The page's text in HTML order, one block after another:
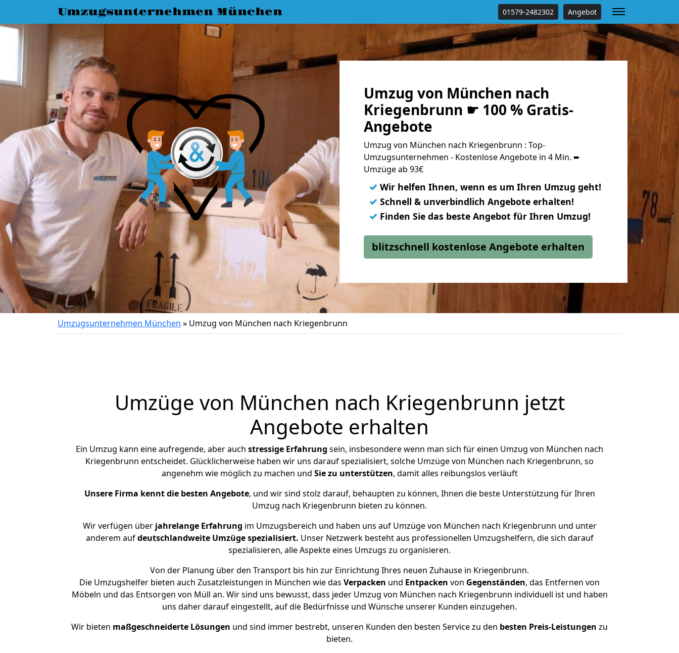
Umzugsunternehmen München 01579-2482302 Angebot
Umzug von München nach
Kriegenbrunn ☛ 100 % Gratis-
Angebote
Umzug von München nach Kriegenbrunn : Top-
Umzugsunternehmen - Kostenlose Angebote in 4 Min. ➨
Umzüge ab 93€
✓ Wir helfen Ihnen, wenn es um Ihren Umzug geht!
✓ Schnell & unverbindlich Angebote erhalten!
✓ Finden Sie das beste Angebot für Ihren Umzug!
blitzschnell kostenlose Angebote erhalten
Umzugsunternehmen München » Umzug von München nach Kriegenbrunn
Umzüge von München nach Kriegenbrunn jetzt
Angebote erhalten
Ein Umzug kann eine aufregende, aber auch stressige Erfahrung sein, insbesondere wenn man sich für einen Umzug von München nach
Kriegenbrunn entscheidet. Glücklicherweise haben wir uns darauf spezialisiert, solche Umzüge von München nach Kriegenbrunn, so
angenehm wie möglich zu machen und Sie zu unterstützen, damit alles reibungslos verläuft
Unsere Firma kennt die besten Angebote, und wir sind stolz darauf, behaupten zu können, Ihnen die beste Unterstützung für Ihren
Umzug nach Kriegenbrunn bieten zu können.
Wir verfügen überjahrelange Erfahrung im Umzugsbereich und haben uns auf Umzüge von München nach Kriegenbrunn und unter
anderem aufdeutschlandweite Umzüge spezialisiert. Unser Netzwerk besteht aus professionellen Umzugshelfern, die sich darauf
spezialisieren, alle Aspekte eines Umzugs zu organisieren.
Von der Planung über den Transport bis hin zur Einrichtung Ihres neuen Zuhause in Kriegenbrunn.
Die Umzugshelfer bieten auch Zusatzleistungen in München wie das Verpacken und Entpacken von Gegenständen, das Entfernen von
Möbeln und das Entsorgen von Müll an. Wir sind uns bewusst, dass jeder Umzug von München nach Kriegenbrunn individuell ist und haben
uns daher darauf eingestellt, auf die Bedürfnisse und Wünsche unserer Kunden einzugehen.
Wir bieten maßgeschneiderte Lösungen und sind immer bestrebt, unseren Kunden den besten Service zu den besten Preis-Leistungen zu
bieten.